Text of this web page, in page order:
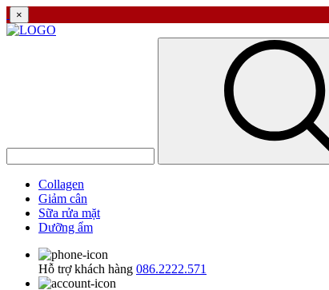
×
Collagen
Giảm cân
Sữa rửa mặt
Dưỡng ẩm
Hỗ trợ khách hàng 086.2222.571